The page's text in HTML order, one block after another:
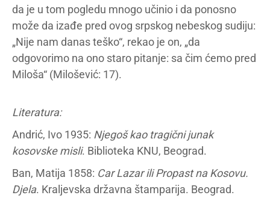
da je u tom pogledu mnogo učinio i da ponosno
može da izađe pred ovog srpskog nebeskog sudiju:
„Nije nam danas teško“, rekao je on, „da
odgovorimo na ono staro pitanje: sa čim ćemo pred
Miloša“ (Milošević: 17).
Literatura:
Andrić, Ivo 1935: Njegoš kao tragični junak
kosovske misli. Biblioteka KNU, Beograd.
Ban, Matija 1858: Car Lazar ili Propast na Kosovu.
Djela. Kraljevska državna štamparija. Beograd.